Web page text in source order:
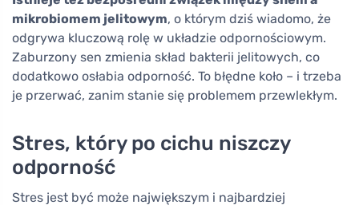
mikrobiomem jelitowym, o którym dziś wiadomo, że
odgrywa kluczową rolę w układzie odpornościowym.
Zaburzony sen zmienia skład bakterii jelitowych, co
dodatkowo osłabia odporność. To błędne koło – i trzeba
je przerwać, zanim stanie się problemem przewlekłym.
Stres, który po cichu niszczy
odporność
Stres jest być może największym i najbardziej